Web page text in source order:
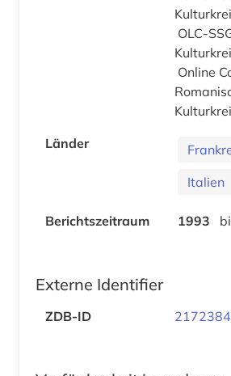
OLC-
Online
Länder
Italien
Berichtszeitraum 1993
Externe Identifier
ZDB-ID